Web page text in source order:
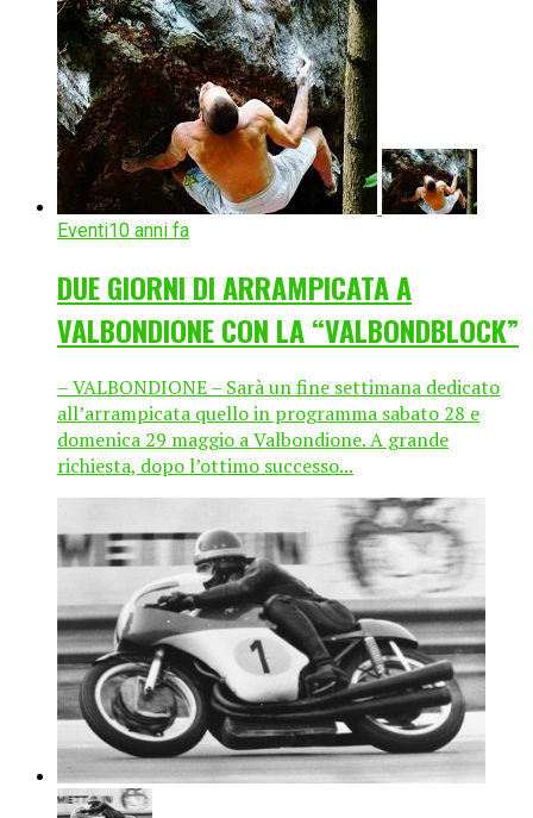
Eventi10 anni fa
DUE GIORNI DI ARRAMPICATA A
VALBONDIONE CON LA “VALBONDBLOCK”
– VALBONDIONE – Sarà un fine settimana dedicato
all’arrampicata quello in programma sabato 28 e
domenica 29 maggio a Valbondione. A grande
richiesta, dopo l’ottimo successo...